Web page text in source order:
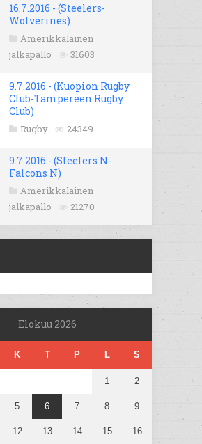
16.7.2016 - (Steelers-
Wolverines)
Amerikkalainen
jalkapallo
31603
9.7.2016 - (Kuopion Rugby
Club-Tampereen Rugby
Club)
Rugby 24349
9.7.2016 - (Steelers N-
Falcons N)
Amerikkalainen
jalkapallo
21270
Elokuu 2026
K T P L S
1 2
5 6 7 8 9
12 13 14 15 16